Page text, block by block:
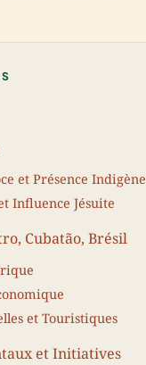
et Présence Indigène
Influence Jésuite
Cubatão, Brésil
et Touristiques
et Initiatives